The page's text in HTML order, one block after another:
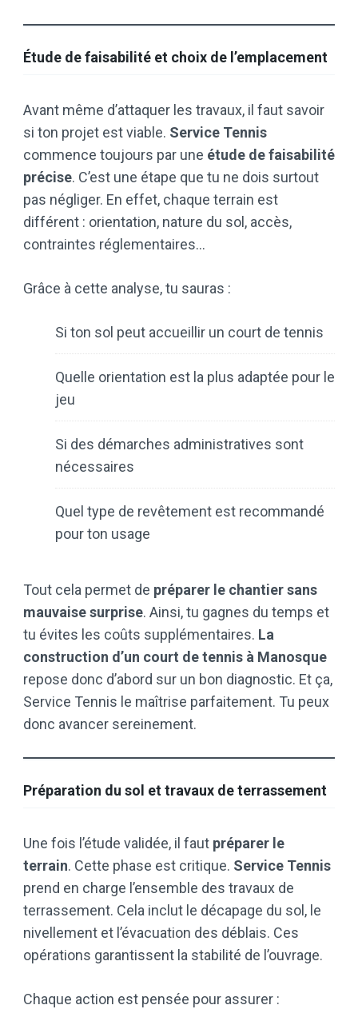
Étude de faisabilité et choix de l’emplacement
Avant même d’attaquer les travaux, il faut savoir
si ton projet est viable. Service Tennis
commence toujours par une étude de faisabilité
précise. C’est une étape que tu ne dois surtout
pas négliger. En effet, chaque terrain est
différent : orientation, nature du sol, accès,
contraintes réglementaires…
Grâce à cette analyse, tu sauras :
Si ton sol peut accueillir un court de tennis
Quelle orientation est la plus adaptée pour le
jeu
Si des démarches administratives sont
nécessaires
Quel type de revêtement est recommandé
pour ton usage
Tout cela permet de préparer le chantier sans
mauvaise surprise. Ainsi, tu gagnes du temps et
tu évites les coûts supplémentaires. La
construction d’un court de tennis à Manosque
repose donc d’abord sur un bon diagnostic. Et ça,
Service Tennis le maîtrise parfaitement. Tu peux
donc avancer sereinement.
Préparation du sol et travaux de terrassement
Une fois l’étude validée, il faut préparer le
terrain. Cette phase est critique. Service Tennis
prend en charge l’ensemble des travaux de
terrassement. Cela inclut le décapage du sol, le
nivellement et l’évacuation des déblais. Ces
opérations garantissent la stabilité de l’ouvrage.
Chaque action est pensée pour assurer :